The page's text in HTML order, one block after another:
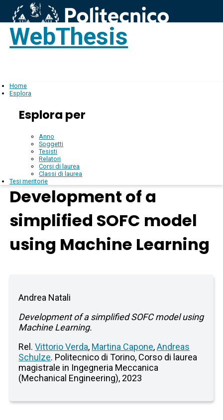
WebThesis
Home
Esplora
Esplora per
Anno
Soggetti
Tesisti
Relatori
Corsi di laurea
Classi di laurea
Tesi meritorie
Development of a
simplified SOFC model
using Machine Learning
Andrea Natali
Development of a simplified SOFC model using
Machine Learning.
Rel.Vittorio Verda, Martina Capone,Andreas
Schulze. Politecnico di Torino, Corso di laurea
magistrale in Ingegneria Meccanica
(Mechanical Engineering), 2023